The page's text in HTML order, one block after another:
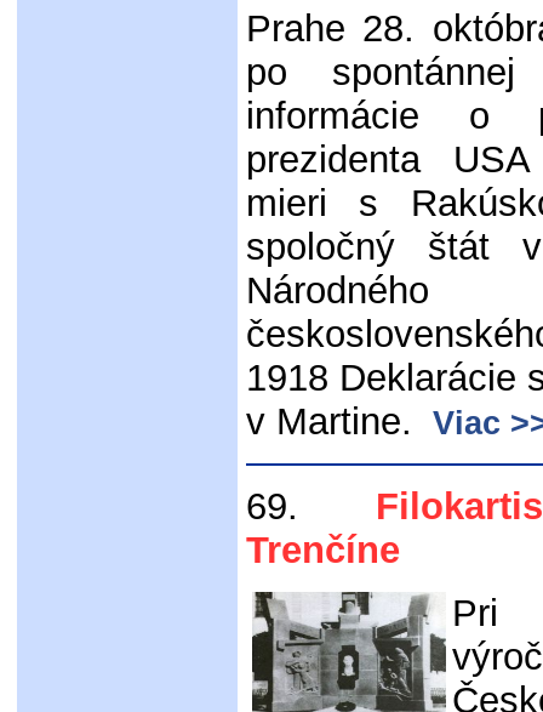
Prahe 28.
po
informácie o
prezidenta
mieri s
spoločný štát
1918 Deklarácie
v Martine.
Viac
69.
Trenčíne
Pri